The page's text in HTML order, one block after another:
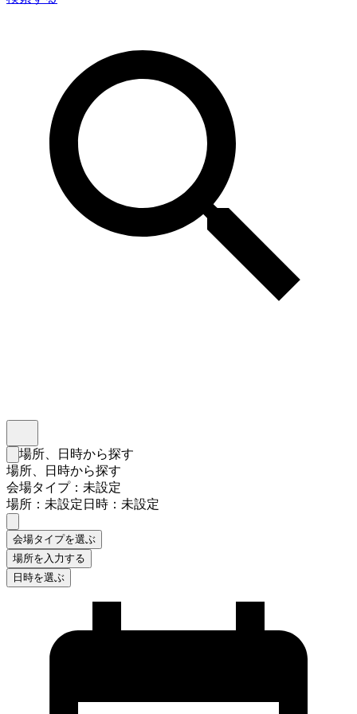
検索フォームを閉じる
場所、日時から探す
場所、日時から探す
会場タイプ：未設定
場所：未設定日時：未設定
会場タイプを選ぶ
場所を入力する
日時を選ぶ